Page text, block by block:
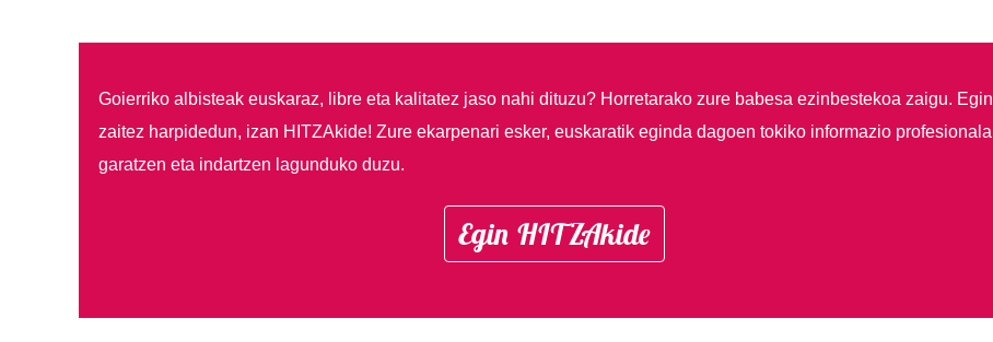
Goierriko albisteak euskaraz, libre eta kalitatez jaso nahi dituzu? Horretarako zure babesa ezinbestekoa zaigu. Egin
zaitez harpidedun, izan HITZAkide! Zure ekarpenari esker, euskaratik eginda dagoen tokiko informazio profesionala
garatzen eta indartzen lagunduko duzu.
Egin HITZAkide